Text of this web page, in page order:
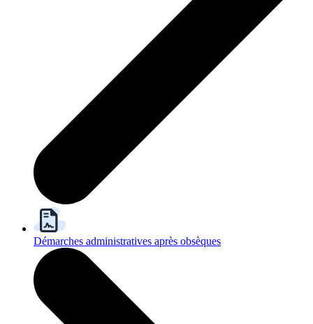
Démarches administratives après obsèques